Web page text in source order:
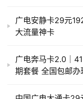
广电安静卡29元
大流量神卡
广电奔马卡2.0｜
期套餐 全国包邮办